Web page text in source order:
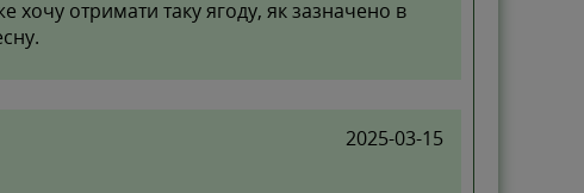
хочу отримати таку ягоду, як зазначено в
2025-03-15